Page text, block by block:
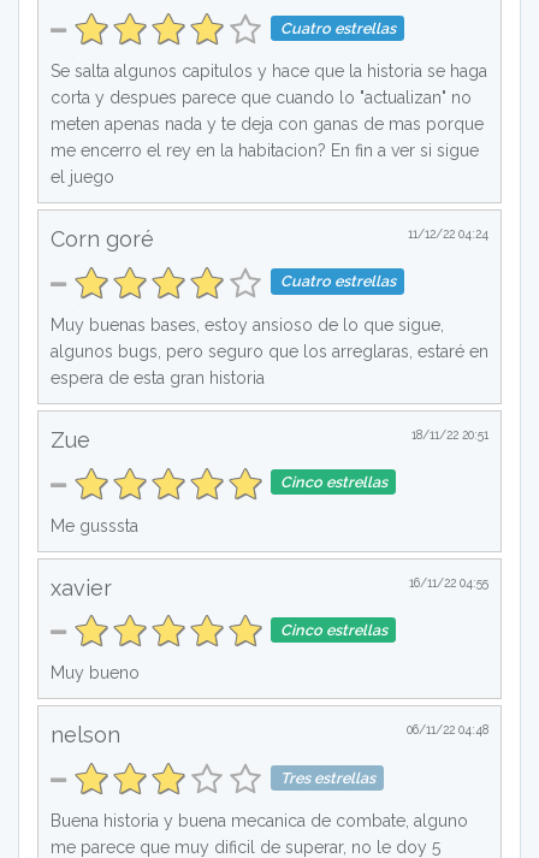
Cuatro estrellas
Se salta algunos capitulos y hace que la historia se haga
corta y despues parece que cuando lo "actualizan" no
meten apenas nada y te deja con ganas de mas porque
me encerro el rey en la habitacion? En fin a ver si sigue
el juego
11/12/22 04:24
Corn goré
Cuatro estrellas
Muy buenas bases, estoy ansioso de lo que sigue,
algunos bugs, pero seguro que los arreglaras, estaré en
espera de esta gran historia
18/11/22 20:51
Zue
Cinco estrellas
Me gusssta
16/11/22 04:55
xavier
Cinco estrellas
Muy bueno
06/11/22 04:48
nelson
Tres estrellas
Buena historia y buena mecanica de combate, alguno
me parece que muy dificil de superar, no le doy 5